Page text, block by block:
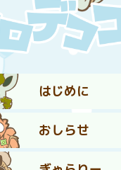
はじめに
おしらせ